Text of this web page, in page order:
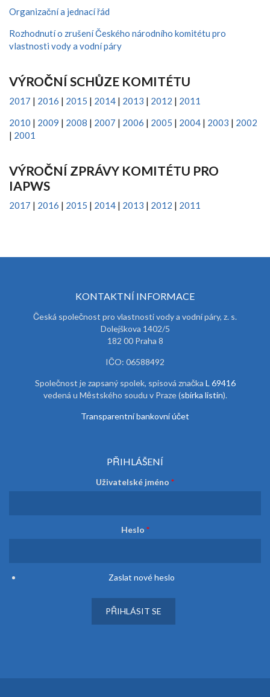
Organizační a jednací řád
Rozhodnutí o zrušení Českého národního komitétu pro
vlastnosti vody a vodní páry
VÝROČNÍ SCHŮZE KOMITÉTU
2017 | 2016 | 2015 | 2014 | 2013 | 2012 | 2011
2010 | 2009 | 2008 | 2007 | 2006 | 2005 | 2004 | 2003 | 2002
| 2001
VÝROČNÍ ZPRÁVY KOMITÉTU PRO
IAPWS
2017 | 2016 | 2015 | 2014 | 2013 | 2012 | 2011
KONTAKTNÍ INFORMACE
Česká společnost pro vlastnosti vody a vodní páry, z. s.
Dolejškova 1402/5
182 00 Praha 8
IČO: 06588492
Společnost je zapsaný spolek, spisová značka L 69416
vedená u Městského soudu v Praze (sbírka listin).
Transparentní bankovní účet
PŘIHLÁŠENÍ
Uživatelské jméno *
Heslo *
Zaslat nové heslo